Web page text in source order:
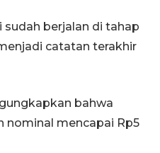
sudah berjalan di tahap
catatan terakhir
bahwa
nominal mencapai Rp5